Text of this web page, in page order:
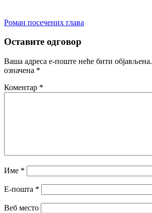
Кретање
чланка
Роман посечених глава
Оставите одговор
Ваша адреса е-поште неће бити објављена.
означена *
Коментар *
Име *
Е-пошта *
Веб место